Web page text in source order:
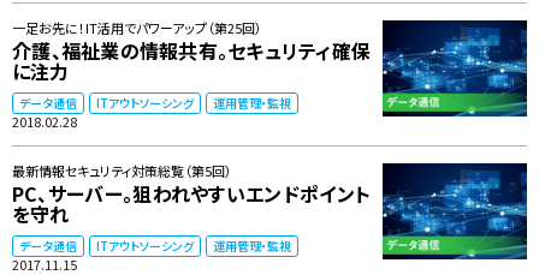
一足お先に！IT活用でパワーアップ（第25回）
介護、福祉業の情報共有。セキュリティ確保
に注力
データ通信 ITアウトソーシング 運用管理・監視
2018.02.28
最新情報セキュリティ対策総覧（第5回）
PC、サーバー。狙われやすいエンドポイント
を守れ
データ通信 ITアウトソーシング 運用管理・監視
2017.11.15